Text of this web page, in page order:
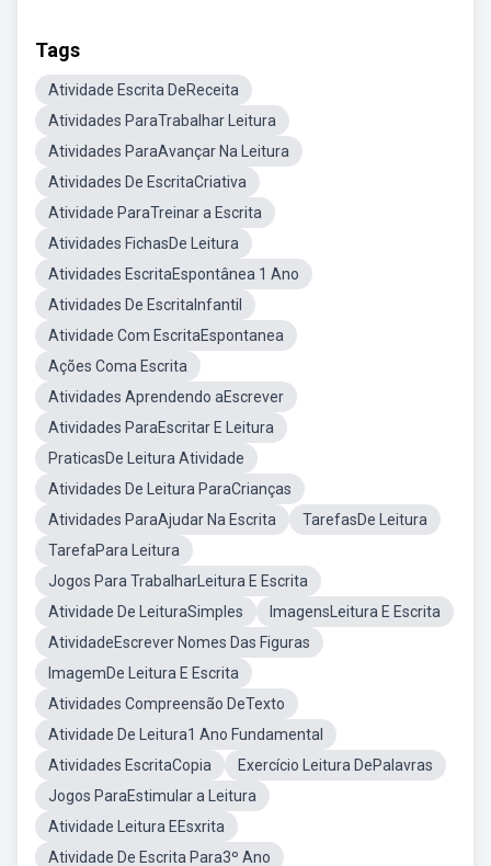
Tags
Atividade Escrita DeReceita
Atividades ParaTrabalhar Leitura
Atividades ParaAvançar Na Leitura
Atividades De EscritaCriativa
Atividade ParaTreinar a Escrita
Atividades FichasDe Leitura
Atividades EscritaEspontânea 1 Ano
Atividades De EscritaInfantil
Atividade Com EscritaEspontanea
Ações Coma Escrita
Atividades Aprendendo aEscrever
Atividades ParaEscritar E Leitura
PraticasDe Leitura Atividade
Atividades De Leitura ParaCrianças
Atividades ParaAjudar Na Escrita
TarefasDe Leitura
TarefaPara Leitura
Jogos Para TrabalharLeitura E Escrita
Atividade De LeituraSimples
ImagensLeitura E Escrita
AtividadeEscrever Nomes Das Figuras
ImagemDe Leitura E Escrita
Atividades Compreensão DeTexto
Atividade De Leitura1 Ano Fundamental
Atividades EscritaCopia
Exercício Leitura DePalavras
Jogos ParaEstimular a Leitura
Atividade Leitura EEsxrita
Atividade De Escrita Para3º Ano